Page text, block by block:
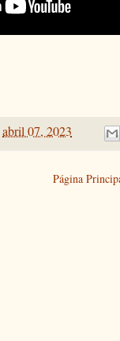
abril 07, 2023
Página